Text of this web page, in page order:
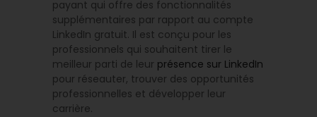
payant qui offre des fonctionnalités
supplémentaires par rapport au compte
LinkedIn gratuit. Il est conçu pour les
professionnels qui souhaitent tirer le
meilleur parti de leur présence sur LinkedIn
pour réseauter, trouver des opportunités
professionnelles et développer leur
carrière.